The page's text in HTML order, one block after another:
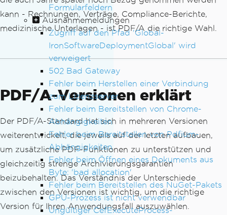
Formularfeldern
Ausnahmemeldungen
Zugriff auf den Pfad 'Global-
IronSoftwareDeploymentGlobal' wird
verweigert
502 Bad Gateway
Fehler beim Herstellen einer Verbindung
zum Lizenzserver
Fehler beim Bereitstellen von Chrome-
Abhängigkeiten
Fehler beim Bereitstellen von Pdfium-
Abhängigkeiten
Fehler beim Öffnen eines Dokuments aus
Byte: 'bad allocation'
Fehler beim Bereitstellen des NuGet-Pakets
GPU-Prozess ist nicht verwendbar
Ungültiger CefExecuteProcess-
kann - Rechnungen, Verträge, Compliance-Berichte,
medizinische Unterlagen - ist PDF/A die richtige Wahl.
PDF/A-Versionen erklärt
Der PDF/A-Standard hat sich in mehreren Versionen
weiterentwickelt, die jeweils auf der letzten aufbauen,
um zusätzliche PDF-Funktionen zu unterstützen und
gleichzeitig strenge Archivierungsgarantien
beizubehalten. Das Verständnis der Unterschiede
zwischen den Versionen ist wichtig, um die richtige
Version für Ihren Anwendungsfall auszuwählen.